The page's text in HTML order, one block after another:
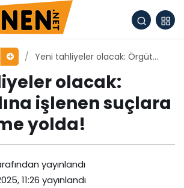
Yeni tahliyeler olacak: Örgüt
düzenleme yolda!
olacak:
işlenen suçlara
yolda!
yayınlandı
11:26 yayınlandı